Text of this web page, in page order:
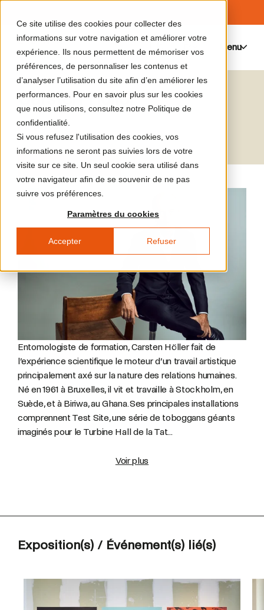
Ce site utilise des cookies pour collecter des
informations sur votre navigation et améliorer votre
expérience. Ils nous permettent de mémoriser vos
préférences, de personnaliser les contenus et
d’analyser l’utilisation du site afin d’en améliorer les
performances. Pour en savoir plus sur les cookies
que nous utilisons, consultez notre Politique de
confidentialité.
Si vous refusez l'utilisation des cookies, vos
informations ne seront pas suivies lors de votre
visite sur ce site. Un seul cookie sera utilisé dans
votre navigateur afin de se souvenir de ne pas
suivre vos préférences.
Paramètres du cookies
Accepter Refuser
Menu
Carsten Höller
Artiste
Exposition en cours
Entomologiste de formation, Carsten Höller fait de
l’expérience scientifique le moteur d’un travail artistique
principalement axé sur la nature des relations humaines.
Né en 1961 à Bruxelles, il vit et travaille à Stockholm, en
Suède, et à Biriwa, au Ghana. Ses principales installations
comprennent Test Site, une série de toboggans géants
imaginés pour le Turbine Hall de la Tat...
Voir plus
Exposition(s) / Événement(s) lié(s)